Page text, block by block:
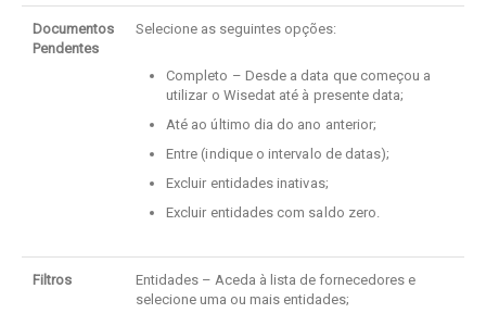
Documentos
Pendentes
Selecione as seguintes opções:
Completo – Desde a data que começou a
utilizar o Wisedat até à presente data;
Até ao último dia do ano anterior;
Entre (indique o intervalo de datas);
Excluir entidades inativas;
Excluir entidades com saldo zero.
Filtros
Entidades – Aceda à lista de fornecedores e
selecione uma ou mais entidades;